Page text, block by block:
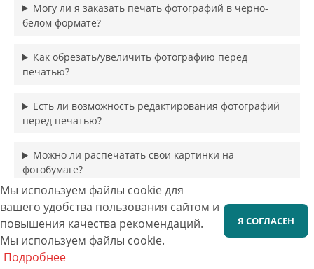
Могу ли я заказать печать фотографий в черно-
белом формате?
Как обрезать/увеличить фотографию перед
печатью?
Есть ли возможность редактирования фотографий
перед печатью?
Можно ли распечатать свои картинки на
фотобумаге?
Какие способы оплаты принимаются?
Какую информацию нужно предоставить для
заказа?
Мы используем файлы cookie для
вашего удобства пользования сайтом и
повышения качества рекомендаций.
Мы используем файлы cookie.
Подробнее
Я СОГЛАСЕН